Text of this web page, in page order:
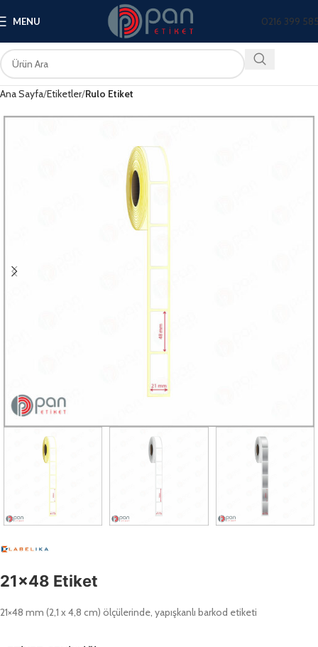
MENU 0216 399
Ana Sayfa Etiketler Rulo Etiket
21×48 Etiket
21×48 mm (2,1 x 4,8 cm) ölçülerinde, yapışkanlı barkod etiketi